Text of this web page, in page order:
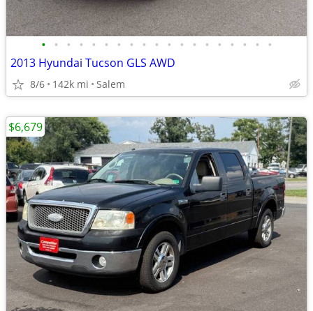
• • • • • • • • • • • • • • • • • • •
2013 Hyundai Tucson GLS AWD
8/6 142k mi Salem
$6,679